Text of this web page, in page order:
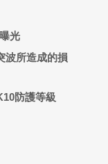
光
波所造成的損
防護等級